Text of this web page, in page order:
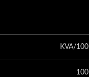
KVA/100
100